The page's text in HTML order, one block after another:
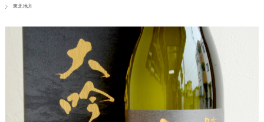
東北地方